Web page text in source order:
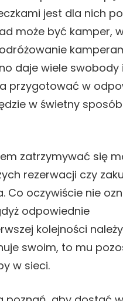
jest dla nich
może być kamper,
daje wiele swobody i
przygotować w
w świetny
zatrzymywać się
rezerwacji czy
Co oczywiście nie
odpowiednie
kolejności
swoim, to mu
w sieci.